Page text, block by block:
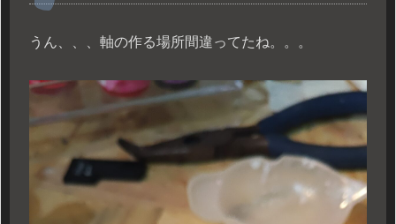
うん、、、軸の作る場所間違ってたね。。。